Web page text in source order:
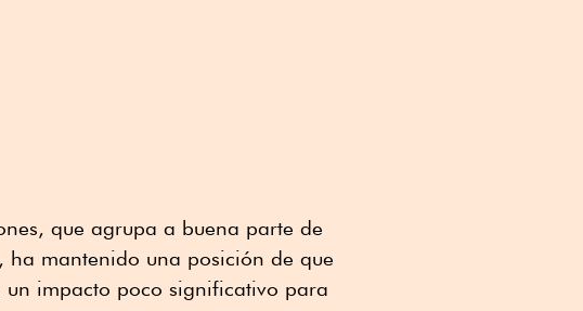
que agrupa a buena parte de
ha mantenido una posición de que
un impacto poco significativo para